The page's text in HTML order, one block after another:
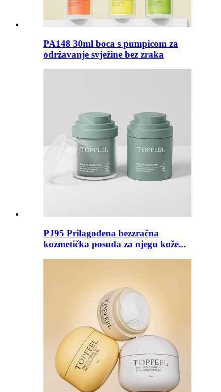
PA148 30ml boca s pumpicom za
održavanje svježine bez zraka
PJ95 Prilagođena bezzračna
kozmetička posuda za njegu kože...